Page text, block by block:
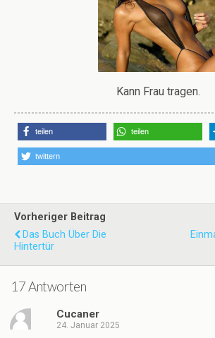
Kann Frau tragen.
teilen teilen
twittern
Vorheriger Beitrag
Das Buch Über Die
Hintertür
17 Antworten
Cucaner
24. Januar 2025